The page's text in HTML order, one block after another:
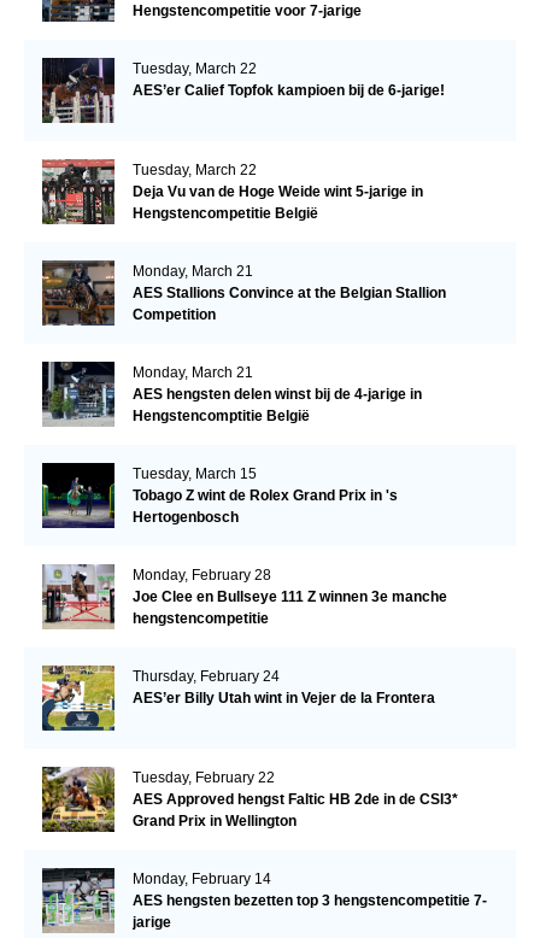
Hengstencompetitie voor 7-jarige
Tuesday, March 22
AES’er Calief Topfok kampioen bij de 6-jarige!
Tuesday, March 22
Deja Vu van de Hoge Weide wint 5-jarige in
Hengstencompetitie België
Monday, March 21
AES Stallions Convince at the Belgian Stallion
Competition
Monday, March 21
AES hengsten delen winst bij de 4-jarige in
Hengstencomptitie België
Tuesday, March 15
Tobago Z wint de Rolex Grand Prix in 's
Hertogenbosch
Monday, February 28
Joe Clee en Bullseye 111 Z winnen 3e manche
hengstencompetitie
Thursday, February 24
AES’er Billy Utah wint in Vejer de la Frontera
Tuesday, February 22
AES Approved hengst Faltic HB 2de in de CSI3*
Grand Prix in Wellington
Monday, February 14
AES hengsten bezetten top 3 hengstencompetitie 7-
jarige